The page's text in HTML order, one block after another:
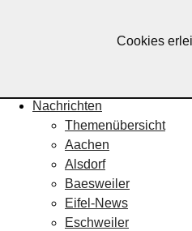
Nachrichten
Themenübersicht
Aachen
Alsdorf
Baesweiler
Eifel-News
Eschweiler
Cookies